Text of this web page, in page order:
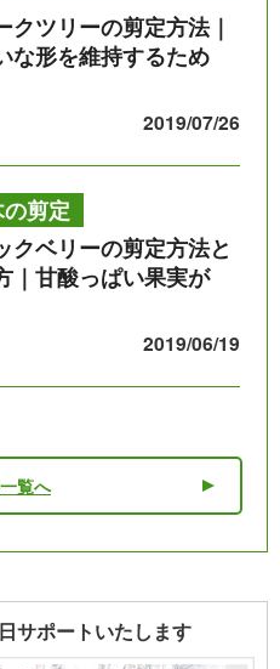
クツリーの剪定方法｜
な形を維持するため
2019/07/26
剪定
クベリーの剪定方法と
｜甘酸っぱい果実が
2019/06/19
覧へ
サポートいたします